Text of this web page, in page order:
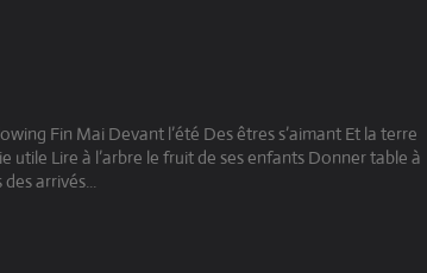
Fin Mai Devant l’été Des êtres s’aimant Et la terre
utile Lire à l’arbre le fruit de ses enfants Donner table à
arrivés...